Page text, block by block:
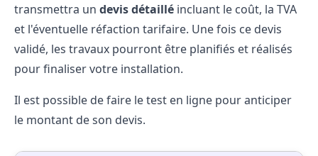
transmettra un devis détaillé incluant le coût, la TVA
et l'éventuelle réfaction tarifaire. Une fois ce devis
validé, les travaux pourront être planifiés et réalisés
pour finaliser votre installation.
Il est possible de faire le test en ligne pour anticiper
le montant de son devis.